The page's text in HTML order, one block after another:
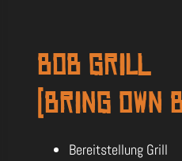
BOB Grill
(Bring own
Bereitstellung Grill